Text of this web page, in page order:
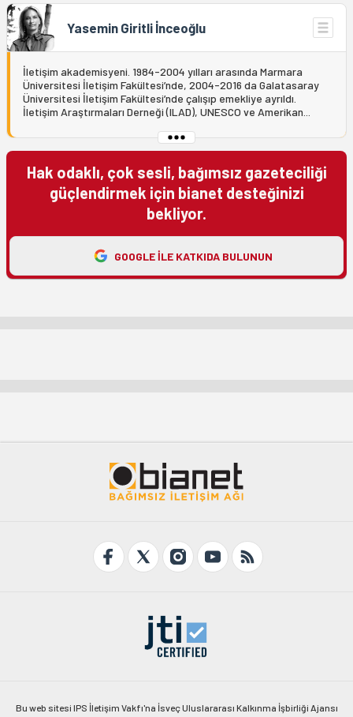
Yasemin Giritli İnceoğlu
İletişim akademisyeni. 1984-2004 yılları arasında Marmara
Üniversitesi İletişim Fakültesi’nde, 2004-2016 da Galatasaray
Üniversitesi İletişim Fakültesi’nde çalışıp emekliye ayrıldı.
İletişim Araştırmaları Derneği (ILAD), UNESCO ve Amerikan...
Hak odaklı, çok sesli, bağımsız gazeteciliği
güçlendirmek için bianet desteğinizi
bekliyor.
GOOGLE ILE KATKIDA BULUNUN
Bu web sitesi IPS İletişim Vakfı'na İsveç Uluslararası Kalkınma İşbirliği Ajansı